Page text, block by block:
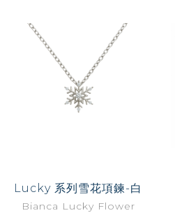
Lucky 系列雪花項鍊-白
Bianca Lucky Flower